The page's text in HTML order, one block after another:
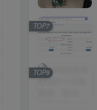
TOP7
TOP8